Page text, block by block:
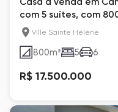
com 5 suítes, com
Ville Sainte Hélène
800m² 5 6
R$ 17.500.000